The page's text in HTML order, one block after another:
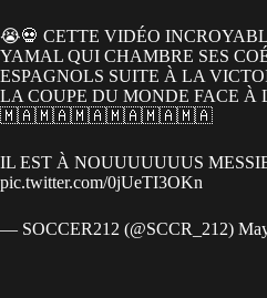
😭💀 CETTE VIDÉO
YAMAL QUI CHAMBRE SES
ESPAGNOLS SUITE À LA
LA COUPE DU MONDE FACE
🇲🇦🇲🇦🇲🇦🇲🇦🇲🇦🇲🇦
IL EST À NOUUUUUUUS
pic.twitter.com/0jUeTI3OKn
— SOCCER212 (@SCCR_212)